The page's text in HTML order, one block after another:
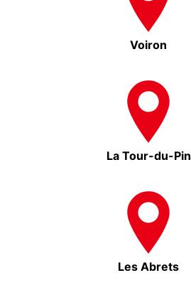
Voiron
La Tour-du-Pin
Les Abrets